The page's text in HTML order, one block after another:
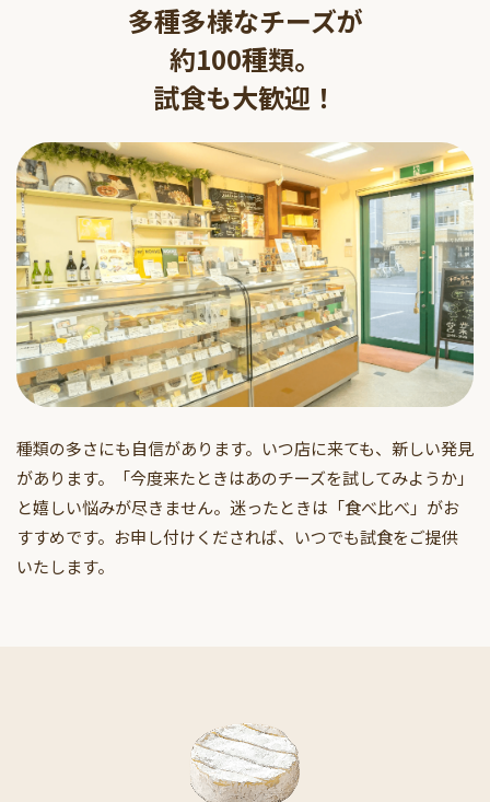
多種多様なチーズが
約100種類。
試食も大歓迎！
種類の多さにも自信があります。いつ店に来ても、新しい発見
があります。「今度来たときはあのチーズを試してみようか」
と嬉しい悩みが尽きません。迷ったときは「食べ比べ」がお
すすめです。お申し付けくだされば、いつでも試食をご提供
いたします。